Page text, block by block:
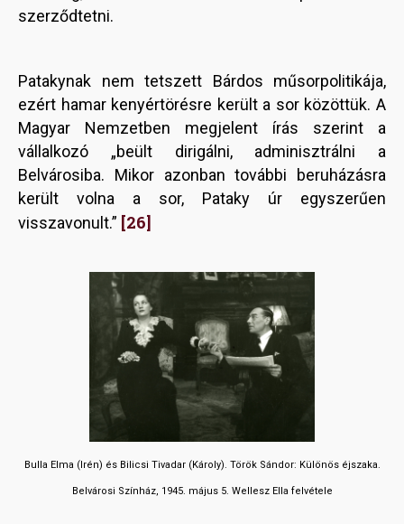
szerződtetni.
Patakynak nem tetszett Bárdos műsorpolitikája,
ezért hamar kenyértörésre került a sor közöttük. A
Magyar Nemzetben megjelent írás szerint a
vállalkozó „beült dirigálni, adminisztrálni a
Belvárosiba. Mikor azonban további beruházásra
került volna a sor, Pataky úr egyszerűen
visszavonult.” [26]
Bulla Elma (Irén) és Bilicsi Tivadar (Károly). Török Sándor: Különös éjszaka.
Belvárosi Színház, 1945. május 5. Wellesz Ella felvétele